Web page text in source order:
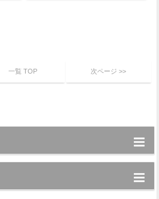
一覧 TOP 次ページ >>